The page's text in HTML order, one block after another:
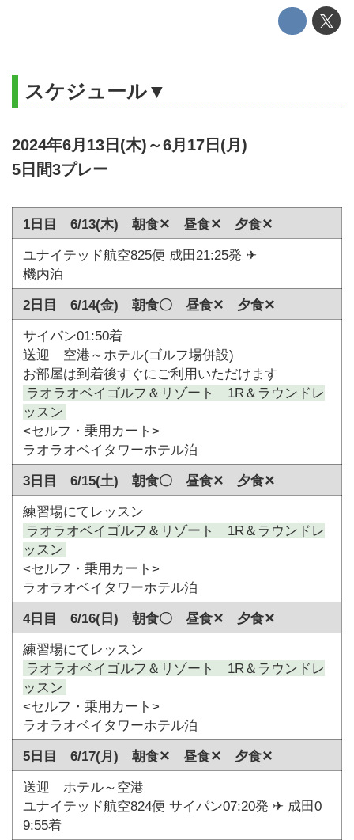
スケジュール▼
2024年6月13日(木)～6月17日(月)
5日間3プレー
1日目 6/13(木) 朝食✕ 昼食✕ 夕食✕
ユナイテッド航空825便 成田21:25発 ✈
機内泊
2日目 6/14(金) 朝食〇 昼食✕ 夕食✕
サイパン01:50着
送迎 空港～ホテル(ゴルフ場併設)
お部屋は到着後すぐにご利用いただけます
ラオラオベイゴルフ＆リゾート 1R＆ラウンドレ
ッスン
<セルフ・乗用カート>
ラオラオベイタワーホテル泊
3日目 6/15(土) 朝食〇 昼食✕ 夕食✕
練習場にてレッスン
ラオラオベイゴルフ＆リゾート 1R＆ラウンドレ
ッスン
<セルフ・乗用カート>
ラオラオベイタワーホテル泊
4日目 6/16(日) 朝食〇 昼食✕ 夕食✕
練習場にてレッスン
ラオラオベイゴルフ＆リゾート 1R＆ラウンドレ
ッスン
<セルフ・乗用カート>
ラオラオベイタワーホテル泊
5日目 6/17(月) 朝食✕ 昼食✕ 夕食✕
送迎 ホテル～空港
ユナイテッド航空824便 サイパン07:20発 ✈ 成田0
9:55着